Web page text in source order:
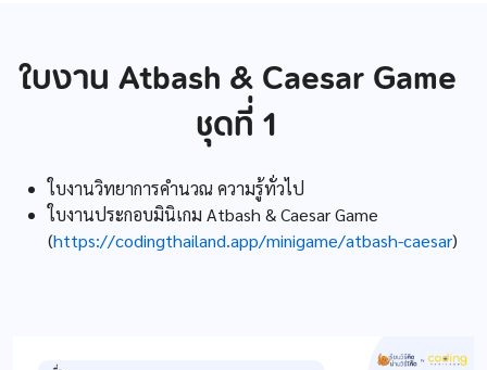
ใบงาน Atbash & Caesar Game
ชุดที่ 1
ใบงานวิทยาการคำนวณ ความรู้ทั่วไป
ใบงานประกอบมินิเกม Atbash & Caesar Game
(https://codingthailand.app/minigame/atbash-caesar)